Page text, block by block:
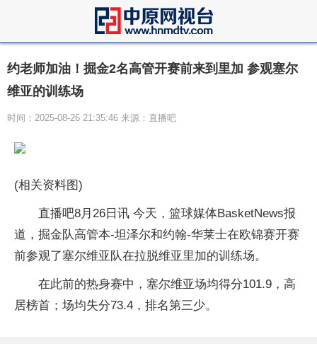
约老师加油！掘金2名高管开赛前来到里加 参观塞尔
维亚的训练场
时间：2025-08-26 21:35:46 来源：直播吧
(相关资料图)
直播吧8月26日讯 今天，篮球媒体BasketNews报
道，掘金队高管本-坦泽尔和约翰-华莱士在欧锦赛开赛
前参观了塞尔维亚队在拉脱维亚里加的训练场。
在此前的热身赛中，塞尔维亚场均得分101.9，高
居榜首；场均失分73.4，排名第三少。